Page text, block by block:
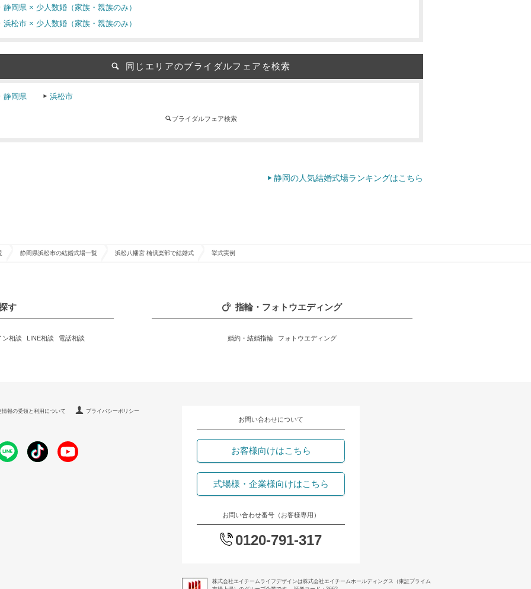
静岡県 × 少人数婚（家族・親族のみ）
浜松市 × 少人数婚（家族・親族のみ）
同じエリアのブライダルフェアを検索
静岡県 浜松市
ブライダルフェア検索
静岡の人気結婚式場ランキングはこちら
静岡県浜松市の結婚式場一覧 浜松八幡宮 楠倶楽部で結婚式 挙式実例
す
ン相談 LINE相談 電話相談
指輪・フォトウエディング
婚約・結婚指輪 フォトウエディング
情報の受領と利用について プライバシーポリシー
お問い合わせについて
お客様向けはこちら
式場様・企業様向けはこちら
お問い合わせ番号（お客様専用）
0120-791-317
株式会社エイチームライフデザインは株式会社エイチームホールディングス（東証プライム